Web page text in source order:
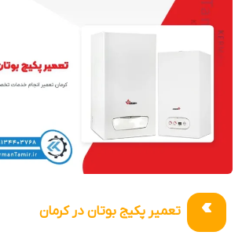
تعمیر پکیج بوتان در کرمان